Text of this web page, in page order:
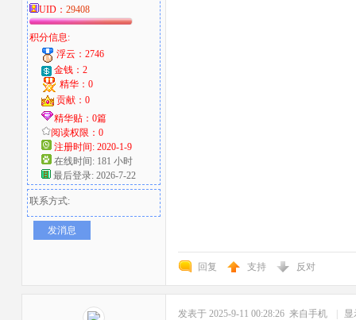
UID： 29408
积分信息:
浮云：2746
金钱：2
精华：0
贡献：0
精华贴：0篇
阅读权限：0
注册时间: 2020-1-9
在线时间: 181 小时
最后登录: 2026-7-22
联系方式:
发消息
回复 支持 反对
发表于 2025-9-11 00:28:26 来自手机 显